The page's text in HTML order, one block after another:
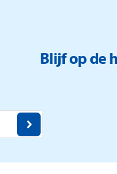
Blijf op de